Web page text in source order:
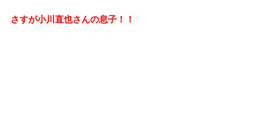
さすが小川直也さんの息子！！